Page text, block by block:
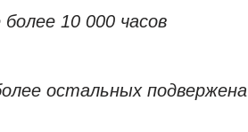
10 000 часов
остальных подвержена